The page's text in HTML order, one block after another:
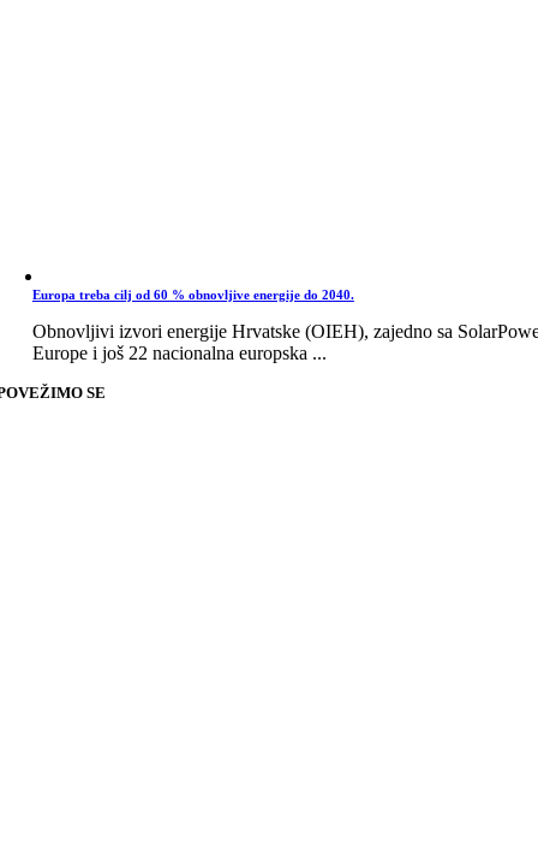
Europa treba cilj od 60 % obnovljive energije do 2040.
Obnovljivi izvori energije Hrvatske (OIEH), zajedno sa
Europe i još 22 nacionalna europska ...
SE